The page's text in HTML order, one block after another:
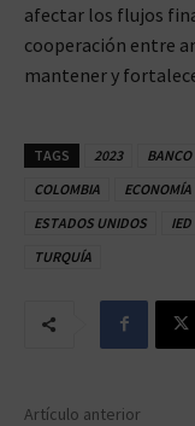
afectar los flujos
cooperación entre
mantener y
TAGS 2023 BANCO
COLOMBIA
ECONOMÍA
ESTADOS UNIDOS
IED
TURQUÍA
Artículo anterior